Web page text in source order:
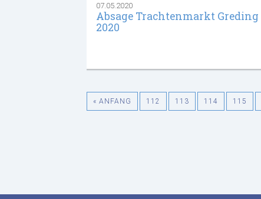
07.05.2020
Absage Trachtenmarkt Greding
2020
« ANFANG 112 113 114 115